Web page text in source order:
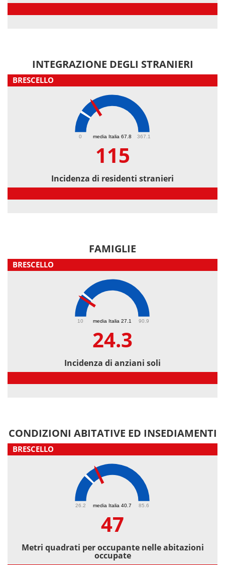
INTEGRAZIONE DEGLI STRANIERI
BRESCELLO
media Italia 67.8
0 367.1
115
Incidenza di residenti stranieri
FAMIGLIE
BRESCELLO
media Italia 27.1
10 90.9
24.3
Incidenza di anziani soli
CONDIZIONI ABITATIVE ED INSEDIAMENTI
BRESCELLO
media Italia 40.7
26.2 85.6
47
Metri quadrati per occupante nelle abitazioni
occupate